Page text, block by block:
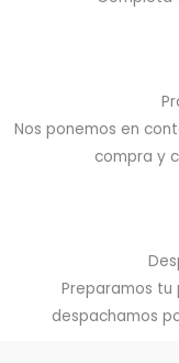
Nos ponemos en
compra y
Preparamos
despachamos